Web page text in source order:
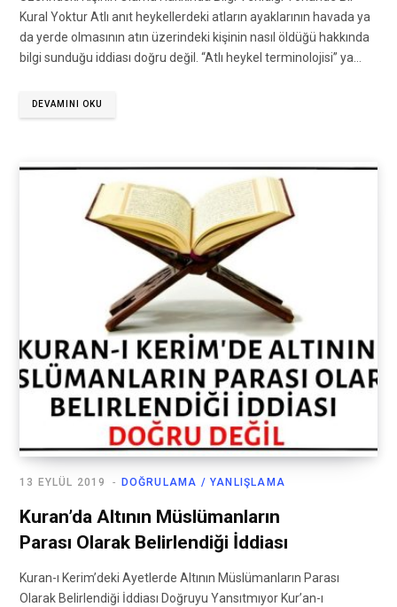
Kural Yoktur Atlı anıt heykellerdeki atların ayaklarının havada ya
da yerde olmasının atın üzerindeki kişinin nasıl öldüğü hakkında
bilgi sunduğu iddiası doğru değil. “Atlı heykel terminolojisi” ya…
DEVAMINI OKU
DOĞRULAMA / YANLIŞLAMA
13 EYLÜL 2019
Kuran’da Altının Müslümanların
Parası Olarak Belirlendiği İddiası
Kuran-ı Kerim’deki Ayetlerde Altının Müslümanların Parası
Olarak Belirlendiği İddiası Doğruyu Yansıtmıyor Kur’an-ı